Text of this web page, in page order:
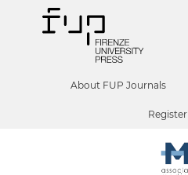
About FUP Journals
Register